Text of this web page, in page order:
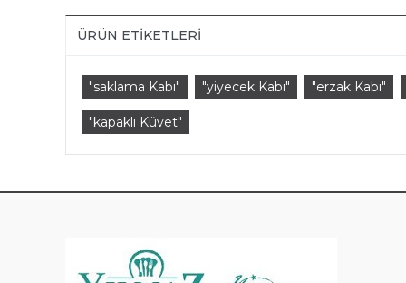
ÜRÜN ETIKETLERI
"saklama Kabı" "yiyecek Kabı" "erzak Kabı"
"kapaklı Küvet"